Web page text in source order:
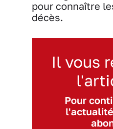
pour connaître
décès.
Il vous
Pour